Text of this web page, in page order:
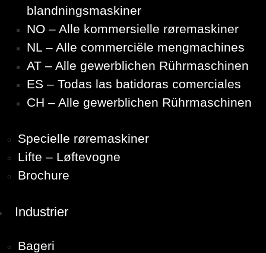
blandningsmaskiner
NO – Alle kommersielle røremaskiner
NL – Alle commerciële mengmachines
AT – Alle gewerblichen Rührmaschinen
ES – Todas las batidoras comerciales
CH – Alle gewerblichen Rührmaschinen
Specielle røremaskiner
Lifte – Løftevogne
Brochure
Industrier
Bageri